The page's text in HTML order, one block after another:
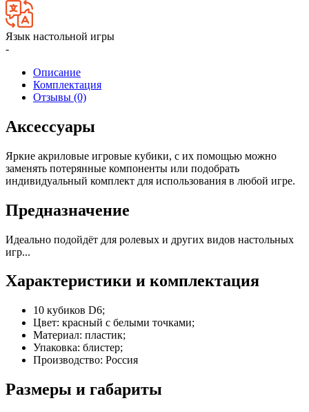
Язык настольной игры
-
Описание
Комплектация
Отзывы (0)
Аксессуары
Яркие акриловые игровые кубики, с их помощью можно
заменять потерянные компоненты или подобрать
индивидуальный комплект для использования в любой игре.
Предназначение
Идеально подойдёт для ролевых и других видов настольных
игр...
Характеристики и комплектация
10 кубиков D6;
Цвет: красный с белыми точками;
Материал: пластик;
Упаковка: блистер;
Производство: Россия
Размеры и габариты